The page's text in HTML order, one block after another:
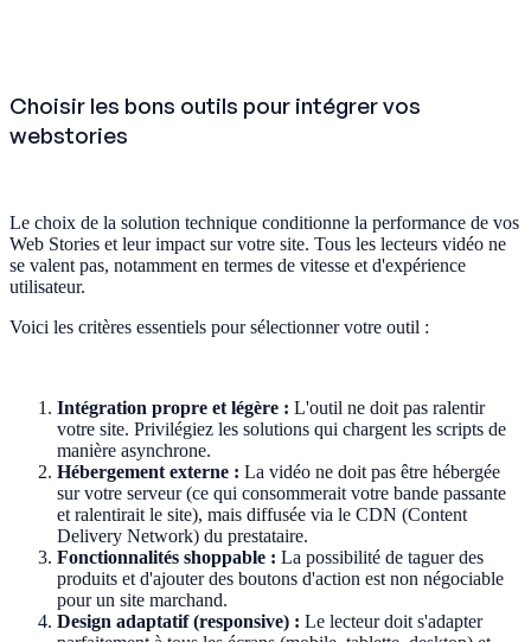
Choisir les bons outils pour intégrer vos
webstories
Le choix de la solution technique conditionne la performance de vos
Web Stories et leur impact sur votre site. Tous les lecteurs vidéo ne
se valent pas, notamment en termes de vitesse et d'expérience
utilisateur.
Voici les critères essentiels pour sélectionner votre outil :
Intégration propre et légère : L'outil ne doit pas ralentir
votre site. Privilégiez les solutions qui chargent les scripts de
manière asynchrone.
Hébergement externe : La vidéo ne doit pas être hébergée
sur votre serveur (ce qui consommerait votre bande passante
et ralentirait le site), mais diffusée via le CDN (Content
Delivery Network) du prestataire.
Fonctionnalités shoppable : La possibilité de taguer des
produits et d'ajouter des boutons d'action est non négociable
pour un site marchand.
Design adaptatif (responsive) : Le lecteur doit s'adapter